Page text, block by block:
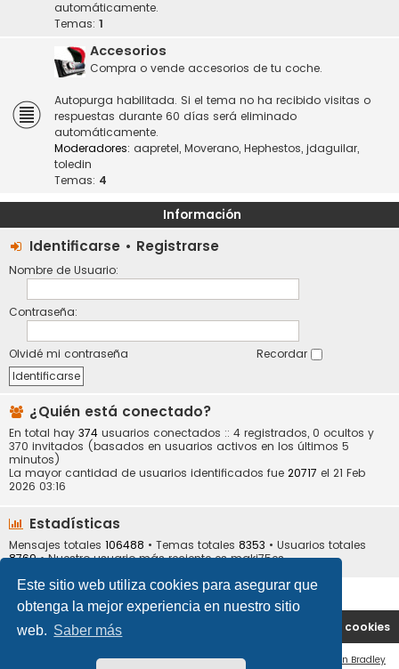
Este sitio web utiliza cookies para asegurar que
obtenga la mejor experiencia en nuestro sitio
web. Saber más
automáticamente.
Temas: 1
Accesorios
Compra o vende accesorios de tu coche.
Autopurga habilitada. Si el tema no ha recibido visitas o
respuestas durante 60 días será eliminado
automáticamente.
Moderadores: aapretel, Moverano, Hephestos, jdaguilar,
toledin
Temas: 4
Información
Identificarse • Registrarse
Nombre de Usuario:
Contraseña:
Olvidé mi contraseña Recordar
¿Quién está conectado?
En total hay 374 usuarios conectados :: 4 registrados, 0 ocultos y
370 invitados (basados en usuarios activos en los últimos 5
minutos)
La mayor cantidad de usuarios identificados fue 20717 el 21 Feb
2026 03:16
Estadísticas
Mensajes totales 106488 • Temas totales 8353 • Usuarios totales
8769• Nuestro usuario más reciente esmaki75es
Portal Índice general Borrar cookies
Ian Bradley